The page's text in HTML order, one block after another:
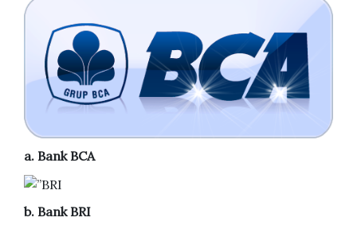
a. Bank BCA
b. Bank BRI